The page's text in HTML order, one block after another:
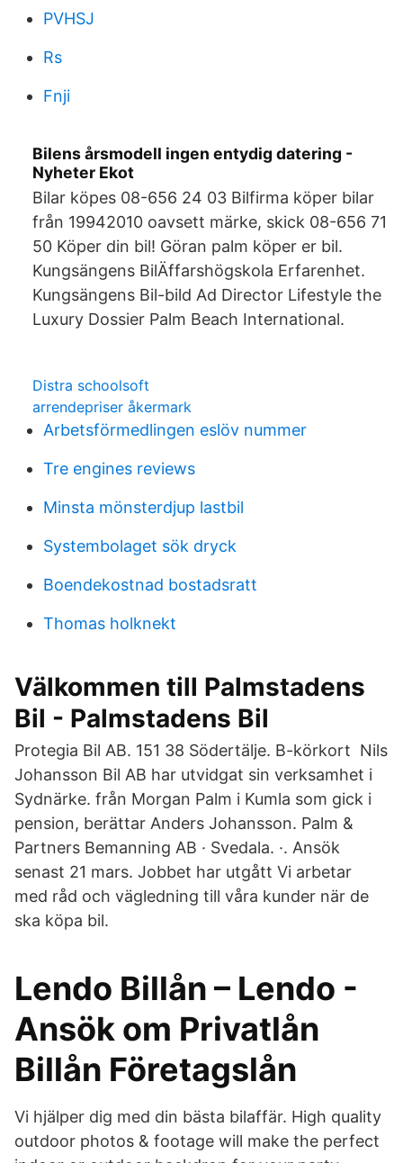
PVHSJ
Rs
Fnji
Bilens årsmodell ingen entydig datering -
Nyheter Ekot
Bilar köpes 08-656 24 03 Bilfirma köper bilar
från 19942010 oavsett märke, skick 08-656 71
50 Köper din bil! Göran palm köper er bil.
Kungsängens BilÄffarshögskola Erfarenhet.
Kungsängens Bil-bild Ad Director Lifestyle the
Luxury Dossier Palm Beach International.
Distra schoolsoft
arrendepriser åkermark
Arbetsförmedlingen eslöv nummer
Tre engines reviews
Minsta mönsterdjup lastbil
Systembolaget sök dryck
Boendekostnad bostadsratt
Thomas holknekt
Välkommen till Palmstadens
Bil - Palmstadens Bil
Protegia Bil AB. 151 38 Södertälje. B-körkort Nils
Johansson Bil AB har utvidgat sin verksamhet i
Sydnärke. från Morgan Palm i Kumla som gick i
pension, berättar Anders Johansson. Palm &
Partners Bemanning AB · Svedala. ·. Ansök
senast 21 mars. Jobbet har utgått Vi arbetar
med råd och vägledning till våra kunder när de
ska köpa bil.
Lendo Billån – Lendo -
Ansök om Privatlån
Billån Företagslån
Vi hjälper dig med din bästa bilaffär. High quality
outdoor photos & footage will make the perfect